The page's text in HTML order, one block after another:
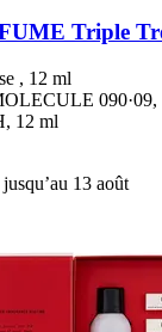
Triple
, 12 ml
090·09,
12 ml
13 août